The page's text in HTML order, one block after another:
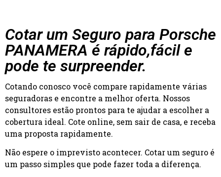
Cotar um Seguro para Porsche
PANAMERA é rápido,fácil e
pode te surpreender.
Cotando conosco você compare rapidamente várias
seguradoras e encontre a melhor oferta. Nossos
consultores estão prontos para te ajudar a escolher a
cobertura ideal. Cote online, sem sair de casa, e receba
uma proposta rapidamente.
Não espere o imprevisto acontecer. Cotar um seguro é
um passo simples que pode fazer toda a diferença.